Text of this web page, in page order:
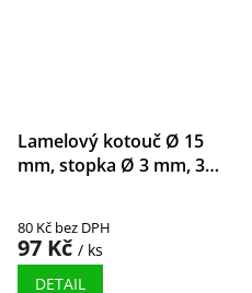
Lamelový kotouč Ø 15
mm, stopka Ø 3 mm, 3M
80 Kč bez DPH
97 Kč / ks
DETAIL